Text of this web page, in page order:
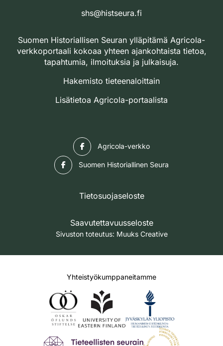
shs@histseura.fi
Suomen Historiallisen Seuran ylläpitämä Agricola-
verkkoportaali kokoaa yhteen ajankohtaista tietoa,
tapahtumia, ilmoituksia ja julkaisuja.
Hakemisto tieteenaloittain
Lisätietoa Agricola-portaalista
Agricola-verkko
Suomen Historiallinen Seura
Tietosuojaseloste
Saavutettavuusseloste
Sivuston toteutus: Muuks Creative
Yhteistyökumppaneitamme